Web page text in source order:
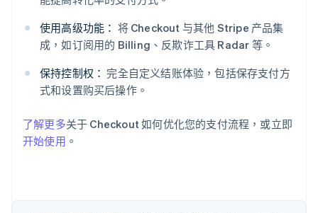
使用高级功能： 将 Checkout 与其他 Stripe 产品集
成，如订阅用的 Billing、反欺诈工具 Radar 等。
保持控制权： 完全自定义结账体验，包括保存支付方
式和设置购买后操作。
了解更多关于 Checkout 如何优化您的支付流程，或立即
开始使用 。
English
爱沙尼亚
English
奥地利
DeutschEnglish
澳大利亚
巴西
Português